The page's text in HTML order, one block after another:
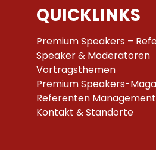
QUICKLINKS
Premium Speakers –
Speaker & Moderatoren
Vortragsthemen
Premium Speakers-
Referenten
Kontakt & Standorte